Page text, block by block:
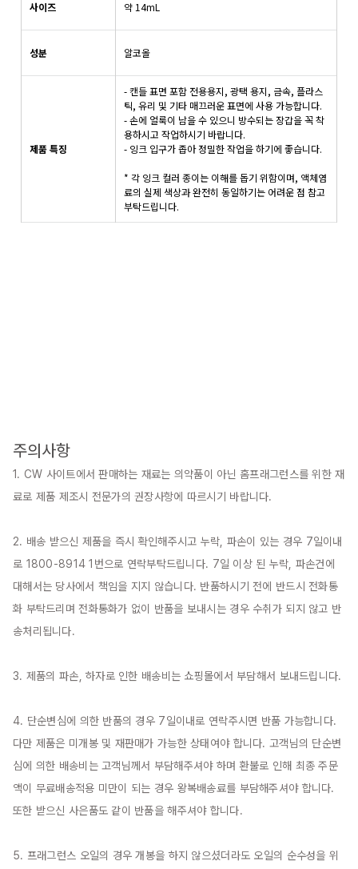
사이즈 약 14mL
성분 알코올
제품 특징
- 캔들 표면 포함 전용용지, 광택 용지, 금속, 플라스
틱, 유리 및 기타 매끄러운 표면에 사용 가능합니다.
- 손에 얼룩이 남을 수 있으니 방수되는 장갑을 꼭 착
용하시고 작업하시기 바랍니다.
- 잉크 입구가 좁아 정밀한 작업을 하기에 좋습니다.
* 각 잉크 컬러 종이는 이해를 돕기 위함이며, 액체염
료의 실제 색상과 완전히 동일하기는 어려운 점 참고
부탁드립니다.
주의사항
1. CW 사이트에서 판매하는 재료는 의약품이 아닌 홈프래그런스를 위한 재
료로 제품 제조시 전문가의 권장사항에 따르시기 바랍니다.
2. 배송 받으신 제품을 즉시 확인해주시고 누락, 파손이 있는 경우 7일이내
로 1800-8914 1번으로 연락부탁드립니다. 7일 이상 된 누락, 파손건에
대해서는 당사에서 책임을 지지 않습니다. 반품하시기 전에 반드시 전화통
화 부탁드리며 전화통화가 없이 반품을 보내시는 경우 수취가 되지 않고 반
송처리됩니다.
3. 제품의 파손, 하자로 인한 배송비는 쇼핑몰에서 부담해서 보내드립니다.
4. 단순변심에 의한 반품의 경우 7일이내로 연락주시면 반품 가능합니다.
다만 제품은 미개봉 및 재판매가 가능한 상태여야 합니다. 고객님의 단순변
심에 의한 배송비는 고객님께서 부담해주셔야 하며 환불로 인해 최종 주문
액이 무료배송적용 미만이 되는 경우 왕복배송료를 부담해주셔야 합니다.
또한 받으신 사은품도 같이 반품을 해주셔야 합니다.
5. 프래그런스 오일의 경우 개봉을 하지 않으셨더라도 오일의 순수성을 위